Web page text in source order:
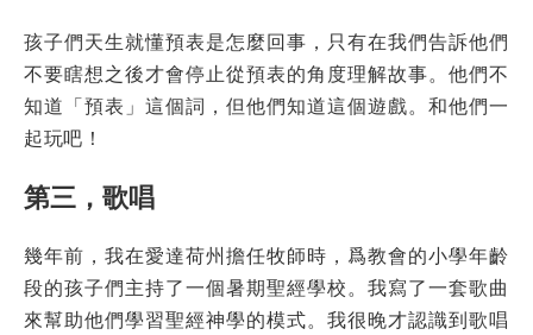
孩子們天生就懂預表是怎麼回事，只有在我們告訴他們
不要瞎想之後才會停止從預表的角度理解故事。他們不
知道「預表」這個詞，但他們知道這個遊戲。和他們一
起玩吧！
第三，歌唱
幾年前，我在愛達荷州擔任牧師時，爲教會的小學年齡
段的孩子們主持了一個暑期聖經學校。我寫了一套歌曲
來幫助他們學習聖經神學的模式。我很晚才認識到歌唱